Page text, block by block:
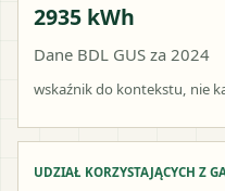
2935 kWh
Dane BDL GUS za 2024
wskaźnik do kontekstu, nie
UDZIAŁ KORZYSTAJĄCYCH Z